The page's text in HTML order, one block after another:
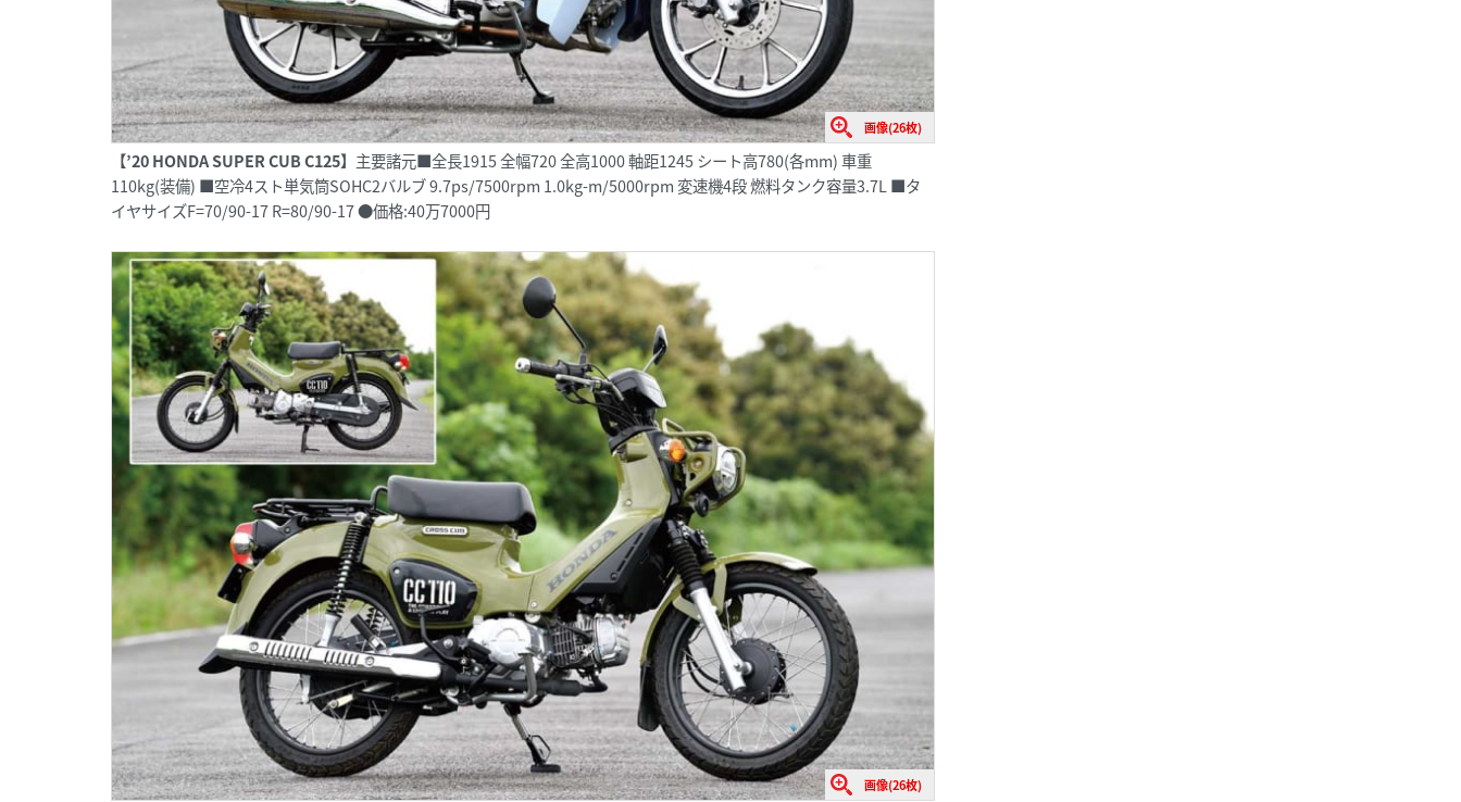
画像(26枚)
【’20 HONDA SUPER CUB C125】 主要諸元■全長1915 全幅720 全高1000 軸距1245 シート高780(各mm) 車重
110kg(装備) ■空冷4スト単気筒SOHC2バルブ 9.7ps/7500rpm 1.0kg-m/5000rpm 変速機4段 燃料タンク容量3.7L ■タ
イヤサイズF=70/90-17 R=80/90-17 ●価格:40万7000円
画像(26枚)